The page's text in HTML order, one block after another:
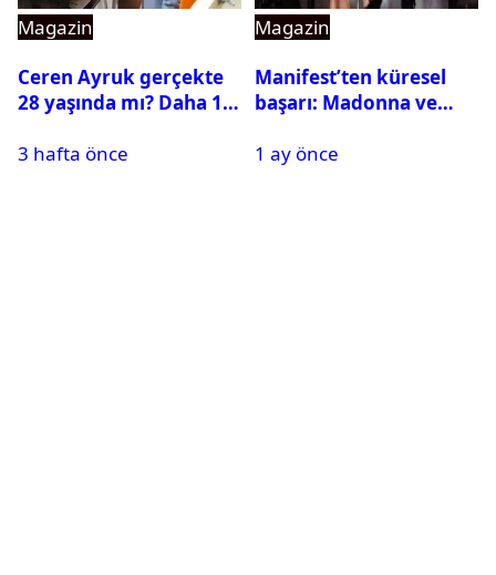
Magazin
Ceren Ayruk gerçekte
28 yaşında mı? Daha 17
3 hafta önce
Magazin
Manifest’ten küresel
başarı: Madonna ve
bıraktı
1 ay önce